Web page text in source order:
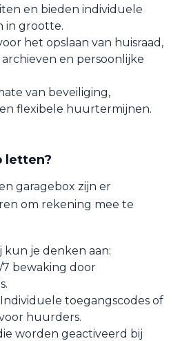
en bieden individuele
in grootte.
het opslaan van huisraad,
en persoonlijke
van beveiliging,
flexibele huurtermijnen.
letten?
garagebox zijn er
om rekening mee te
kun je denken aan:
7 bewaking door
toegangscodes of
huurders.
worden geactiveerd bij